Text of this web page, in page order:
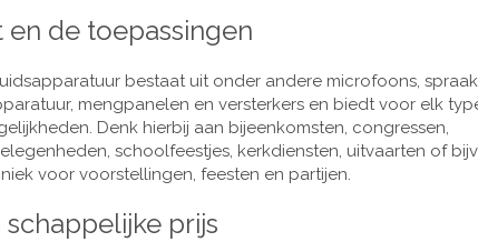
en de toepassingen
bestaat uit onder andere microfoons,
mengpanelen en versterkers en biedt voor elk
Denk hierbij aan bijeenkomsten, congressen,
schoolfeestjes, kerkdiensten, uitvaarten of
voor voorstellingen, feesten en partijen.
prijs